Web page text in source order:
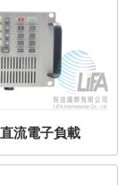
流電子負載